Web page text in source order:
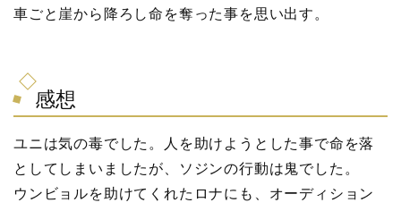
車ごと崖から降ろし命を奪った事を思い出す。
感想
ユニは気の毒でした。人を助けようとした事で命を落
としてしまいましたが、ソジンの行動は鬼でした。
ウンビョルを助けてくれたロナにも、オーディション